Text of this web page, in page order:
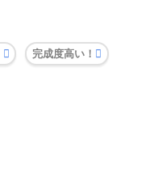
完成度高い！